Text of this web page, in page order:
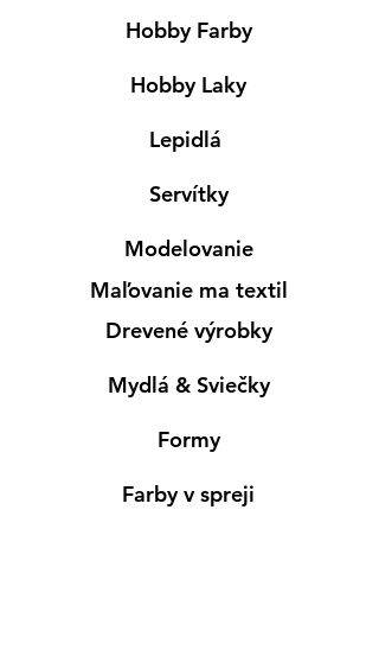
Hobby Farby
Hobby Laky
Lepidlá
Servítky
Modelovanie
Maľovanie ma textil
Drevené výrobky
Mydlá & Sviečky
Formy
Farby v spreji